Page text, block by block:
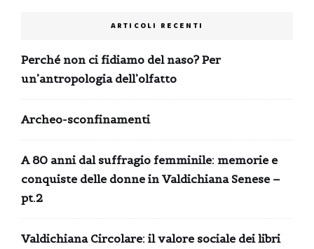
ARTICOLI RECENTI
Perché non ci fidiamo del naso? Per
un’antropologia dell’olfatto
Archeo-sconfinamenti
A 80 anni dal suffragio femminile: memorie e
conquiste delle donne in Valdichiana Senese –
pt.2
Valdichiana Circolare: il valore sociale dei libri